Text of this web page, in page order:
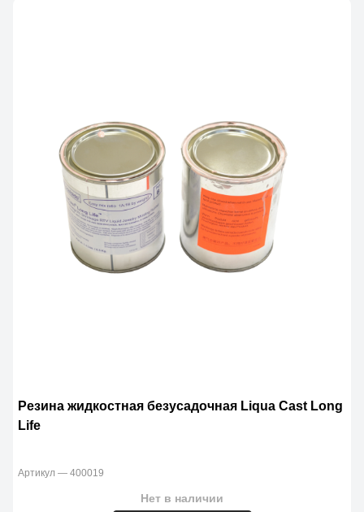
Резина жидкостная безусадочная Liqua Cast Long
Life
Артикул — 400019
Нет в наличии